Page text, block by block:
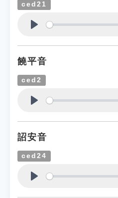
ced21
饒平音
ced2
詔安音
ced24